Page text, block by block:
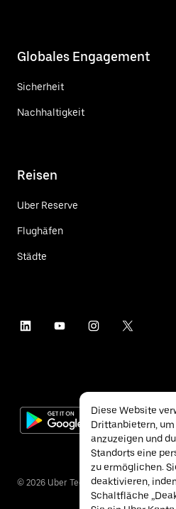
Globales Engagement
Sicherheit
Nachhaltigkeit
Reisen
Uber Reserve
Flughäfen
Städte
© 2026 Uber Technologies Inc.
Diese Website
Drittanbietern,
anzuzeigen und
Standorts eine
zu ermöglichen.
deaktivieren,
Schaltfläche